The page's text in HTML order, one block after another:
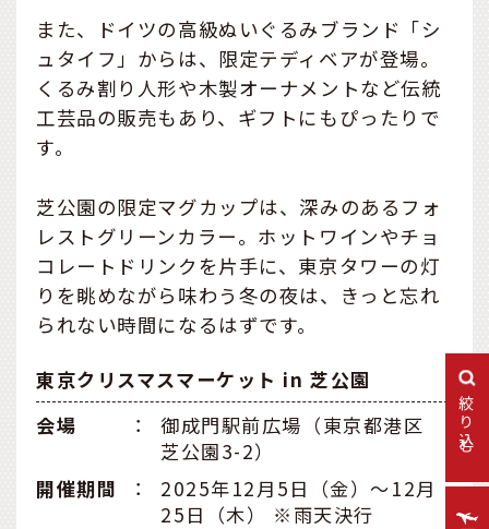
絞り込む
また、ドイツの高級ぬいぐるみブランド「シ
ュタイフ」からは、限定テディベアが登場。
くるみ割り人形や木製オーナメントなど伝統
工芸品の販売もあり、ギフトにもぴったりで
す。
芝公園の限定マグカップは、深みのあるフォ
レストグリーンカラー。ホットワインやチョ
コレートドリンクを片手に、東京タワーの灯
りを眺めながら味わう冬の夜は、きっと忘れ
られない時間になるはずです。
東京クリスマスマーケット in 芝公園
会場
：
御成門駅前広場（東京都港区
芝公園3-2）
開催期間
：
2025年12月5日（金）～12月
25日（木） ※雨天決行